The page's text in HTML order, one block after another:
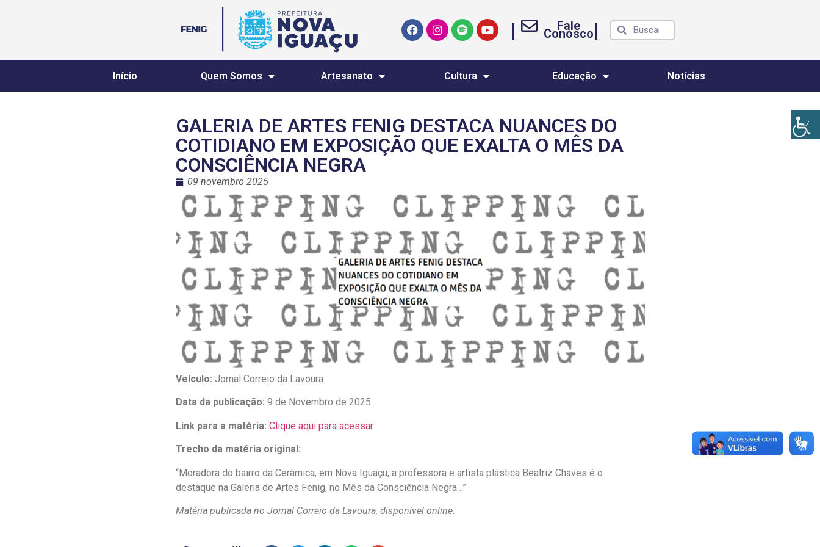
| Fale
Conosco|
Início Quem Somos Artesanato Cultura Educação Notícias
GALERIA DE ARTES FENIG DESTACA NUANCES DO
COTIDIANO EM EXPOSIÇÃO QUE EXALTA O MÊS DA
CONSCIÊNCIA NEGRA
09 novembro 2025
Veículo: Jornal Correio da Lavoura
Data da publicação: 9 de Novembro de 2025
Link para a matéria: Clique aqui para acessar
Trecho da matéria original:
“Moradora do bairro da Cerâmica, em Nova Iguaçu, a professora e artista plástica Beatriz Chaves é o
destaque na Galeria de Artes Fenig, no Mês da Consciência Negra…”
Matéria publicada no Jornal Correio da Lavoura, disponível online.